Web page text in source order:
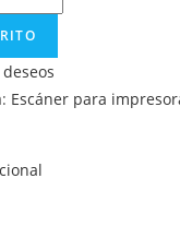
Escáner para